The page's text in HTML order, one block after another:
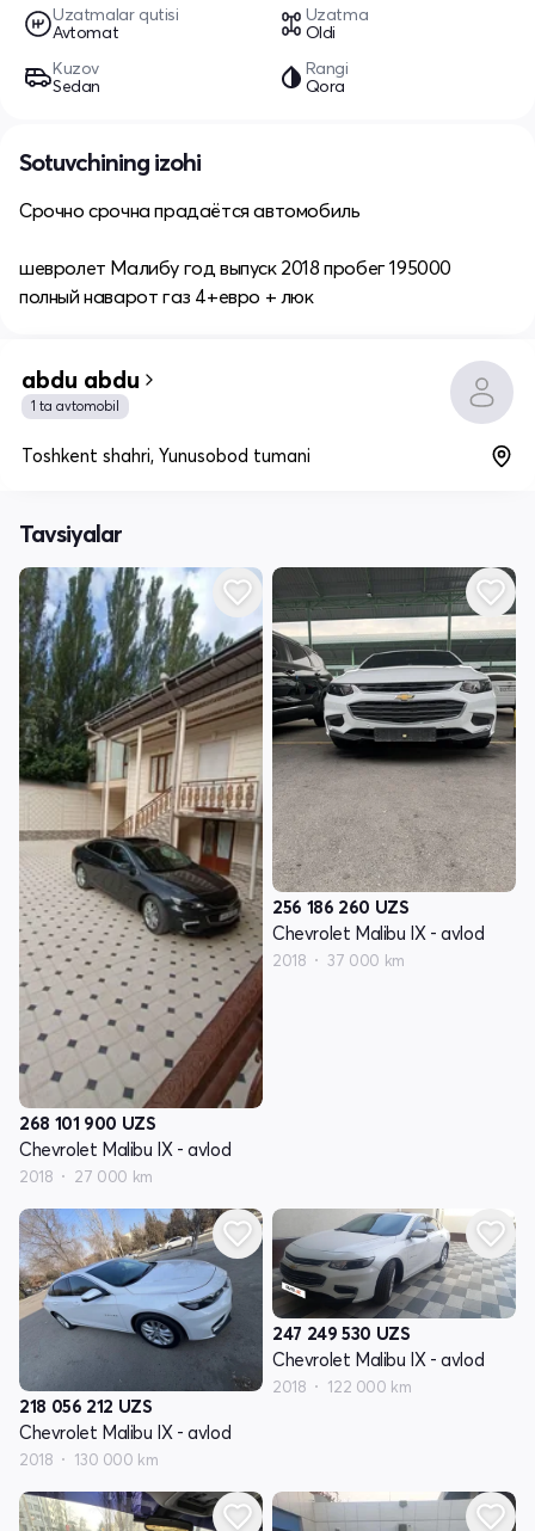
Uzatmalar qutisi
Avtomat
Uzatma
Oldi
Kuzov
Sedan
Rangi
Qora
Sotuvchining izohi
Срочно срочна прадаётся автомобиль
шевролет Малибу год выпуск 2018 пробег 195000
полный наварот газ 4+евро + люк
abdu abdu
1 ta avtomobil
Toshkent shahri, Yunusobod tumani
Tavsiyalar
268 101 900 UZS
Chevrolet Malibu IX - avlod
2018 27 000 km
256 186 260 UZS
Chevrolet Malibu IX - avlod
2018 37 000 km
218 056 212 UZS
Chevrolet Malibu IX - avlod
2018 130 000 km
247 249 530 UZS
Chevrolet Malibu IX - avlod
2018 122 000 km